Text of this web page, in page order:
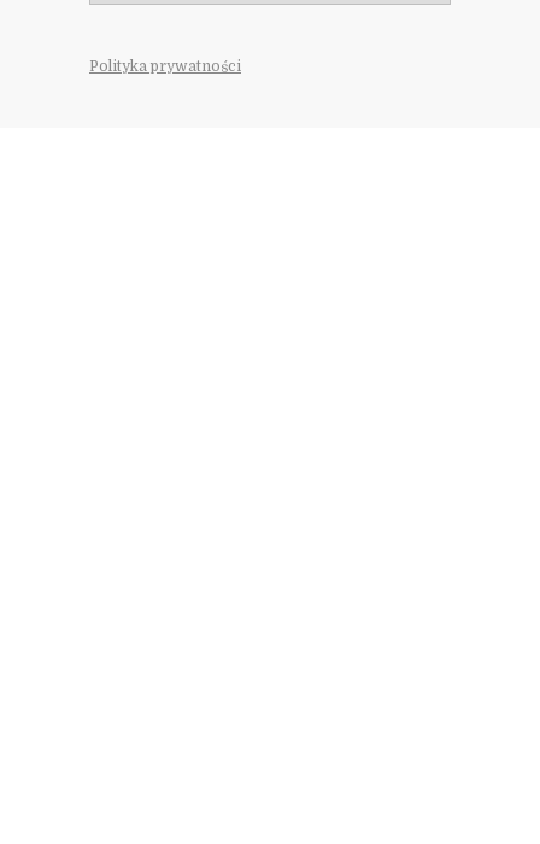
Polityka prywatności